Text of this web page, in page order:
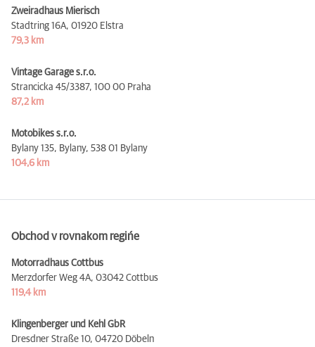
Zweiradhaus Mierisch
Stadtring 16A, 01920 Elstra
79,3 km
Vintage Garage s.r.o.
Strancicka 45/3387, 100 00 Praha
87,2 km
Motobikes s.r.o.
Bylany 135, Bylany, 538 01 Bylany
104,6 km
Obchod v rovnakom regińe
Motorradhaus Cottbus
Merzdorfer Weg 4A, 03042 Cottbus
119,4 km
Klingenberger und Kehl GbR
Dresdner Straße 10, 04720 Döbeln